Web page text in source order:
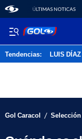
ÚLTIMAS NOTICAS
Tendencias: LUIS DÍAZ
Gol Caracol /